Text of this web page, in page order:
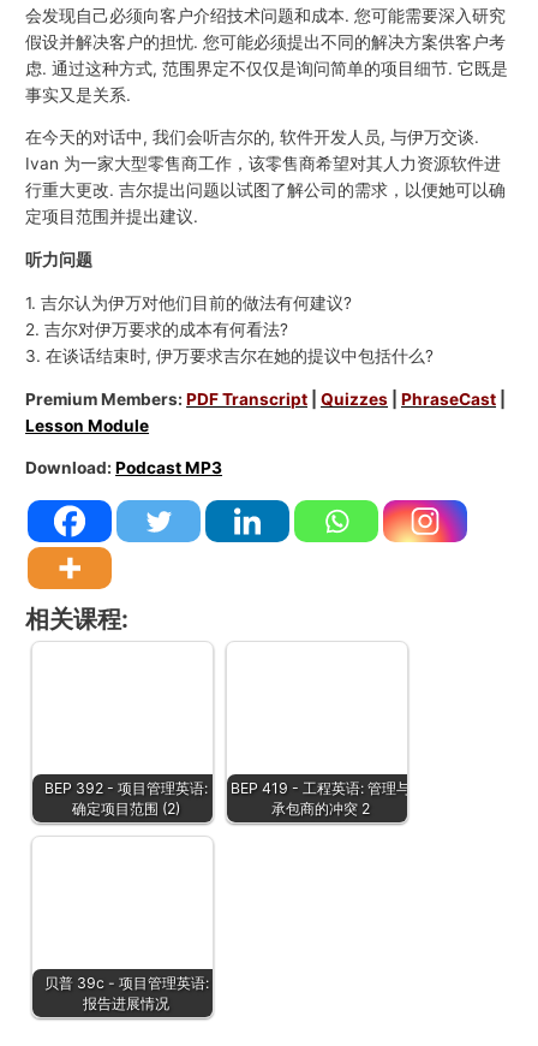
会发现自己必须向客户介绍技术问题和成本. 您可能需要深入研究
假设并解决客户的担忧. 您可能必须提出不同的解决方案供客户考
虑. 通过这种方式, 范围界定不仅仅是询问简单的项目细节. 它既是
事实又是关系.
在今天的对话中, 我们会听吉尔的, 软件开发人员, 与伊万交谈.
Ivan 为一家大型零售商工作，该零售商希望对其人力资源软件进
行重大更改. 吉尔提出问题以试图了解公司的需求，以便她可以确
定项目范围并提出建议.
听力问题
1. 吉尔认为伊万对他们目前的做法有何建议?
2. 吉尔对伊万要求的成本有何看法?
3. 在谈话结束时, 伊万要求吉尔在她的提议中包括什么?
Premium Members:PDF Transcript |Quizzes |PhraseCast
Lesson Module
Download:Podcast MP3
相关课程:
BEP 392 - 项目管理英语:
确定项目范围 (2)
BEP 419 - 工程英语: 管理与
承包商的冲突 2
贝普 39c - 项目管理英语:
报告进展情况